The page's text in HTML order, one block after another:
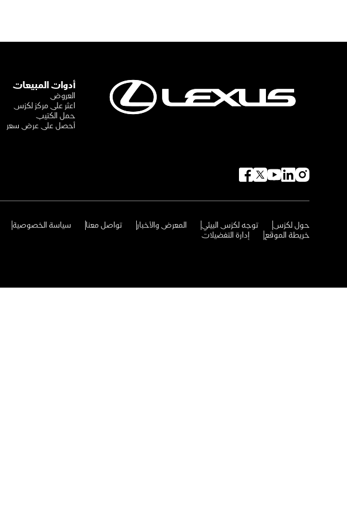
أدوات المبيعات
العروض
اعثر على مركز لكزس
حمل الكتيب
أحصل على عرض سعر
حول لكزس توجه لكزس البيئي المعرض والأخبار تواصل معنا سياسة الخصوصية
خريطة الموقع
إدارة التفضيلات